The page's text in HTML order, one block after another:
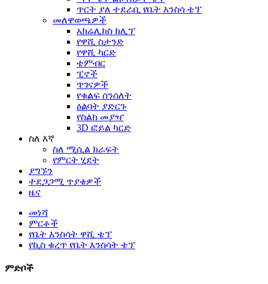
ጥርት ያለ ተደራቢ የቤት እንስሳ ቴፕ
መለዋወጫዎች
አክሬሊክስ ክሊፕ
የዋሺ ስታንድ
የዋሺ ካርድ
ቴምብር
ፒኖች
ጥገናዎች
የቁልፍ ሰንሰለት
ዕልባት ያድርጉ
የስልክ መያዣ
3D ፎይል ካርድ
ስለ እኛ
ስለ ሚሲል ክራፍት
የምርት ሂደት
ያግኙን
ተደጋጋሚ ጥያቄዎች
ዜና
መነሻ
ምርቶች
የቤት እንስሳት ዋሺ ቴፕ
የኪስ ቁረጥ የቤት እንስሳት ቴፕ
ምድቦች